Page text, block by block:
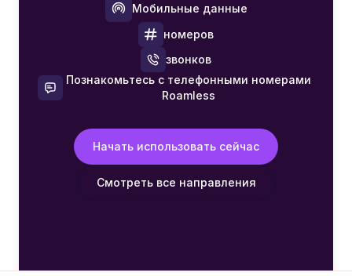
Мобильные данные
номеров
звонков
Познакомьтесь с телефонными номерами
Roamless
Начать использовать сейчас
Смотреть все направления